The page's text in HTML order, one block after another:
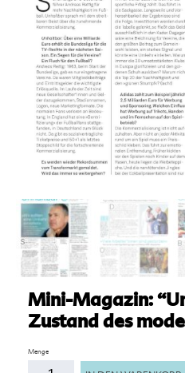
Mini-Magazin:
Zustand des
Anzahl